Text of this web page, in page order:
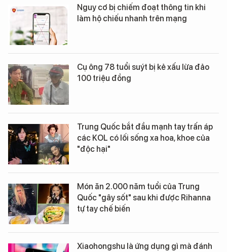
Nguy cơ bị chiếm đoạt thông tin khi
làm hộ chiếu nhanh trên mạng
Cụ ông 78 tuổi suýt bị kẻ xấu lừa đảo
100 triệu đồng
Trung Quốc bắt đầu mạnh tay trấn áp
các KOL có lối sống xa hoa, khoe của
"độc hại"
Món ăn 2.000 năm tuổi của Trung
Quốc "gây sốt" sau khi được Rihanna
tự tay chế biến
Xiaohongshu là ứng dụng gì mà đánh